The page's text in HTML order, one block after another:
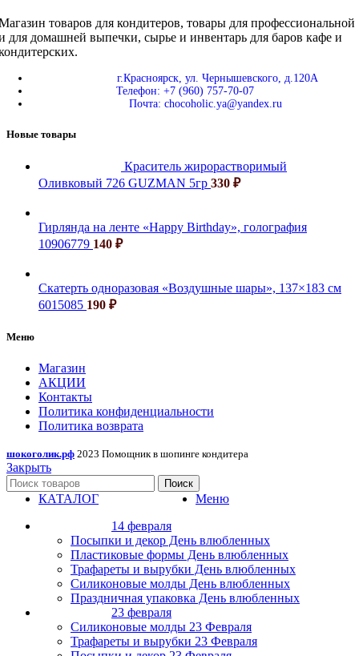
товаров для кондитеров, товары для профессиональной
для домашней выпечки, сырье и инвентарь для баров кафе и
г.Красноярск, ул. Чернышевского, д.120А
Телефон: +7 (960) 757-70-07
Почта: chocoholic.ya@yandex.ru
Новые товары
Краситель жирорастворимый
Оливковый 726 GUZMAN 5гр 330 ₽
Гирлянда на ленте «Happy Birthday», голография
10906779 140 ₽
Скатерть одноразовая «Воздушные шары», 137×183 см
6015085 190 ₽
Меню
Магазин
АКЦИИ
Контакты
Политика конфиденциальности
Политика возврата
шокоголик.рф 2023 Помощник в шопинге кондитера
Закрыть
Поиск
Меню
КАТАЛОГ
14 февраля
Посыпки и декор День влюбленных
Пластиковые формы День влюбленных
Трафареты и вырубки День влюбленных
Силиконовые молды День влюбленных
Праздничная упаковка День влюбленных
23 февраля
Силиконовые молды 23 Февраля
Трафареты и вырубки 23 Февраля